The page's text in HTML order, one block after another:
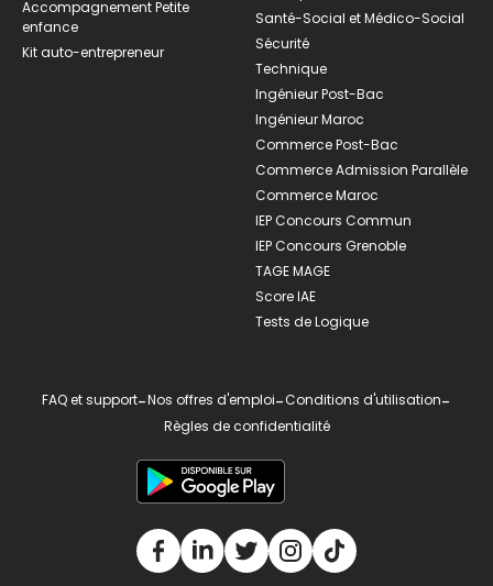
Accompagnement Petite
enfance
Kit auto-entrepreneur
Santé-Social et Médico-Social
Sécurité
Technique
Ingénieur Post-Bac
Ingénieur Maroc
Commerce Post-Bac
Commerce Admission Parallèle
Commerce Maroc
IEP Concours Commun
IEP Concours Grenoble
TAGE MAGE
Score IAE
Tests de Logique
FAQ et support-Nos offres d'emploi-Conditions d'utilisation-
Règles de confidentialité